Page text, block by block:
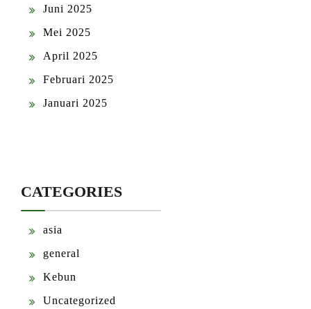
Juni 2025
Mei 2025
April 2025
Februari 2025
Januari 2025
CATEGORIES
asia
general
Kebun
Uncategorized